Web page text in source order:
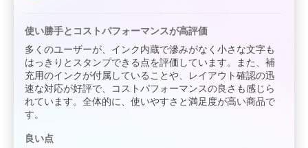
使い勝手とコストパフォーマンスが高評価
多くのユーザーが、インク内蔵で滲みがなく小さな文字も
はっきりとスタンプできる点を評価しています。また、補
充用のインクが付属していることや、レイアウト確認の迅
速な対応が好評で、コストパフォーマンスの良さも感じら
れています。全体的に、使いやすさと満足度が高い商品で
す。
良い点